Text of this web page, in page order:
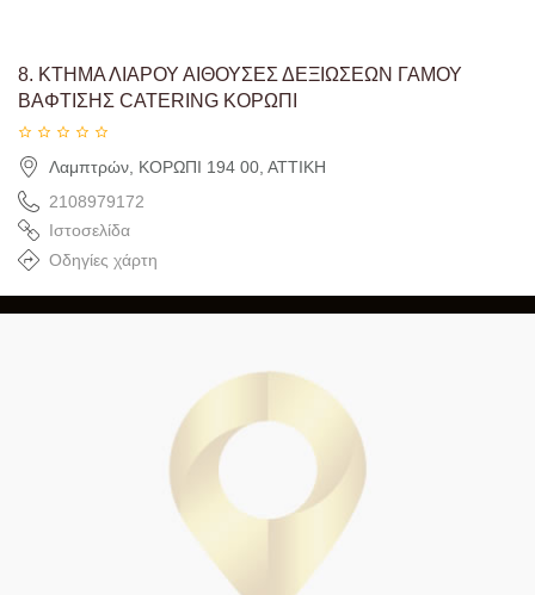
8. ΚΤΗΜΑ ΛΙΑΡΟΥ ΑΙΘΟΥΣΕΣ ΔΕΞΙΩΣΕΩΝ ΓΑΜΟΥ
ΒΑΦΤΙΣΗΣ CATERING ΚΟΡΩΠΙ
Λαμπτρών, ΚΟΡΩΠΙ 194 00, ΑΤΤΙΚΗ
2108979172
Ιστοσελίδα
Οδηγίες χάρτη